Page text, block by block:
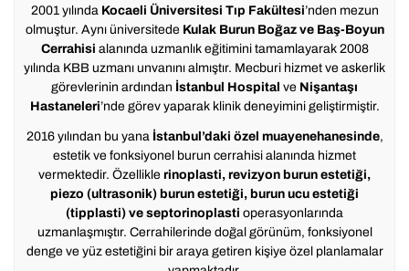
2001 yılında Kocaeli Üniversitesi Tıp Fakültesi’nden mezun
olmuştur. Aynı üniversitede Kulak Burun Boğaz ve Baş-Boyun
Cerrahisi alanında uzmanlık eğitimini tamamlayarak 2008
yılında KBB uzmanı unvanını almıştır. Mecburi hizmet ve askerlik
görevlerinin ardından İstanbul Hospital ve Nişantaşı
Hastaneleri’nde görev yaparak klinik deneyimini geliştirmiştir.
2016 yılından bu yana İstanbul’daki özel muayenehanesinde,
estetik ve fonksiyonel burun cerrahisi alanında hizmet
vermektedir. Özellikle rinoplasti, revizyon burun estetiği,
piezo (ultrasonik) burun estetiği, burun ucu estetiği
(tipplasti) ve septorinoplasti operasyonlarında
uzmanlaşmıştır. Cerrahilerinde doğal görünüm, fonksiyonel
denge ve yüz estetiğini bir araya getiren kişiye özel planlamalar